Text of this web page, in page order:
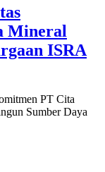
Mineral
ISRA
PT Cita
Sumber Daya